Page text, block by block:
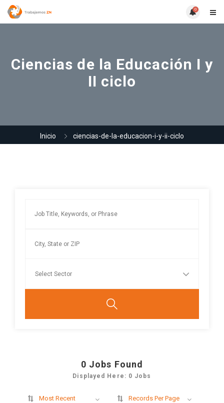
0
Ciencias de la Educación I y
II ciclo
Inicio ciencias-de-la-educacion-i-y-ii-ciclo
0 Jobs Found
Displayed Here: 0 Jobs
Most Recent Records Per Page